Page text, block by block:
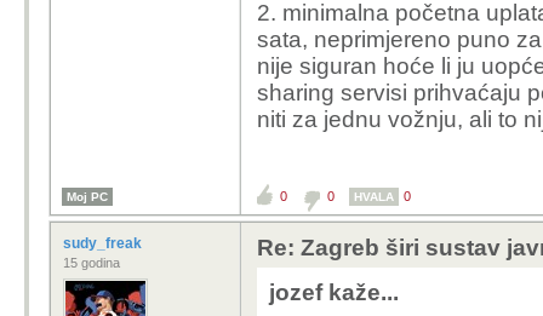
2. minimalna početna
sata, neprimjereno puno
nije siguran hoće li ju
sharing servisi prihvaćaju
niti za jednu vožnju, ali to
Moj PC 0 0 HVALA 0
sudy_freak
15 godina
Re: Zagreb širi sustav
jozef kaže...